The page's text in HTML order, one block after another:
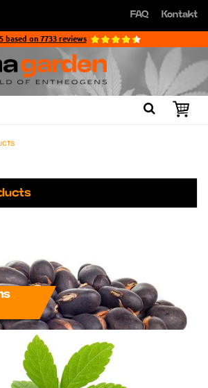
FAQ Kontakt
zum
Inhalt
5based on 7733reviews